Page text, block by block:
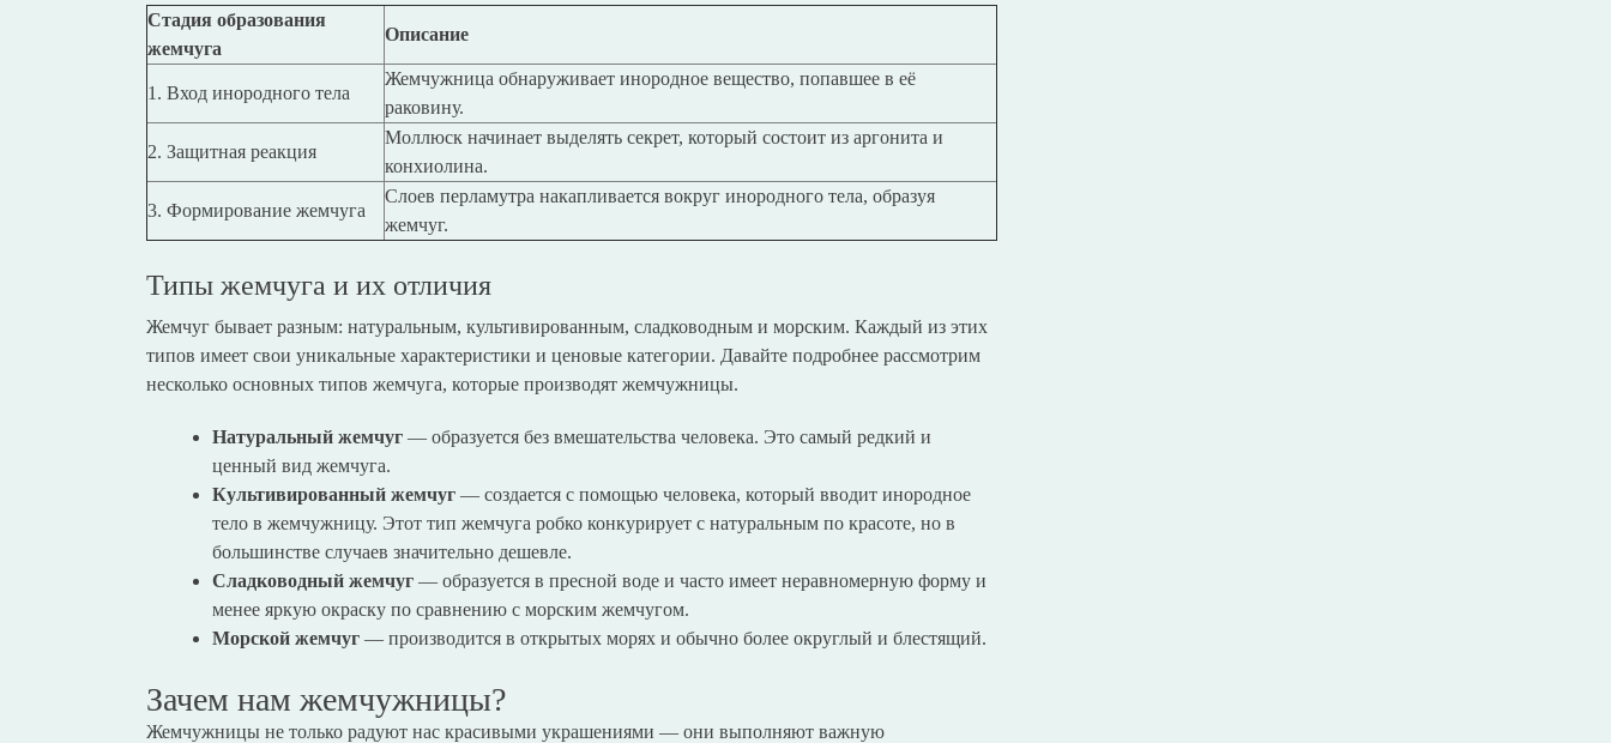
Стадия образования
жемчуга
Описание
1. Вход инородного тела
Жемчужница обнаруживает инородное вещество, попавшее в её
раковину.
2. Защитная реакция
Моллюск начинает выделять секрет, который состоит из аргонита и
конхиолина.
3. Формирование жемчуга
Слоев перламутра накапливается вокруг инородного тела, образуя
жемчуг.
Типы жемчуга и их отличия
Жемчуг бывает разным: натуральным, культивированным, сладководным и морским. Каждый из этих
типов имеет свои уникальные характеристики и ценовые категории. Давайте подробнее рассмотрим
несколько основных типов жемчуга, которые производят жемчужницы.
Натуральный жемчуг — образуется без вмешательства человека. Это самый редкий и
ценный вид жемчуга.
Культивированный жемчуг — создается с помощью человека, который вводит инородное
тело в жемчужницу. Этот тип жемчуга робко конкурирует с натуральным по красоте, но в
большинстве случаев значительно дешевле.
Сладководный жемчуг — образуется в пресной воде и часто имеет неравномерную форму и
менее яркую окраску по сравнению с морским жемчугом.
Морской жемчуг — производится в открытых морях и обычно более округлый и блестящий.
Зачем нам жемчужницы?
Жемчужницы не только радуют нас красивыми украшениями — они выполняют важную